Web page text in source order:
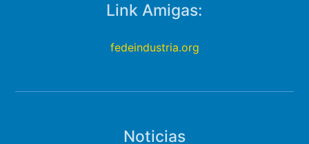
Link Amigas:
fedeindustria.org
Noticias